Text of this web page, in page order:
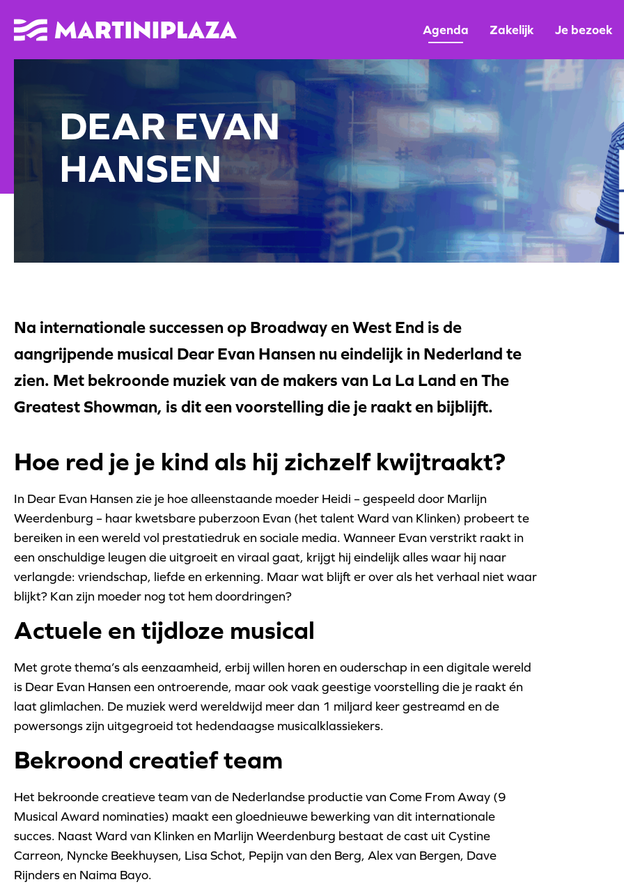
Agenda Zakelijk Je bezoek
DEAR EVAN
HANSEN
Na internationale successen op Broadway en West End is de
aangrijpende musical Dear Evan Hansen nu eindelijk in Nederland te
zien. Met bekroonde muziek van de makers van La La Land en The
Greatest Showman, is dit een voorstelling die je raakt en bijblijft.
Hoe red je je kind als hij zichzelf kwijtraakt?
In Dear Evan Hansen zie je hoe alleenstaande moeder Heidi – gespeeld door Marlijn
Weerdenburg – haar kwetsbare puberzoon Evan (het talent Ward van Klinken) probeert te
bereiken in een wereld vol prestatiedruk en sociale media. Wanneer Evan verstrikt raakt in
een onschuldige leugen die uitgroeit en viraal gaat, krijgt hij eindelijk alles waar hij naar
verlangde: vriendschap, liefde en erkenning. Maar wat blijft er over als het verhaal niet waar
blijkt? Kan zijn moeder nog tot hem doordringen?
Actuele en tijdloze musical
Met grote thema’s als eenzaamheid, erbij willen horen en ouderschap in een digitale wereld
is Dear Evan Hansen een ontroerende, maar ook vaak geestige voorstelling die je raakt én
laat glimlachen. De muziek werd wereldwijd meer dan 1 miljard keer gestreamd en de
powersongs zijn uitgegroeid tot hedendaagse musicalklassiekers.
Bekroond creatief team
Het bekroonde creatieve team van de Nederlandse productie van Come From Away (9
Musical Award nominaties) maakt een gloednieuwe bewerking van dit internationale
succes. Naast Ward van Klinken en Marlijn Weerdenburg bestaat de cast uit Cystine
Carreon, Nyncke Beekhuysen, Lisa Schot, Pepijn van den Berg, Alex van Bergen, Dave
Rijnders en Naima Bayo.